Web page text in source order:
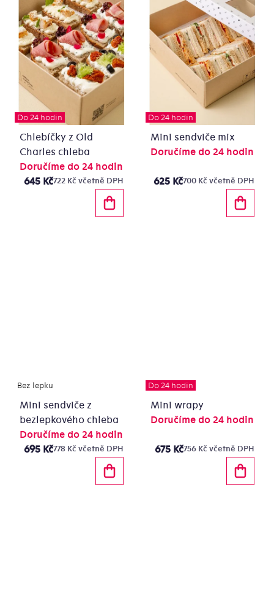
Do 24 hodin
Chlebíčky z Old
Charles chleba
Doručíme do 24 hodin
722 Kč včetně DPH
645 Kč
Do 24 hodin
Mini sendviče mix
Doručíme do 24 hodin
700 Kč včetně DPH
625 Kč
Bez lepku
Mini sendviče z
bezlepkového chleba
Doručíme do 24 hodin
778 Kč včetně DPH
695 Kč
Do 24 hodin
Mini wrapy
Doručíme do 24 hodin
756 Kč včetně DPH
675 Kč